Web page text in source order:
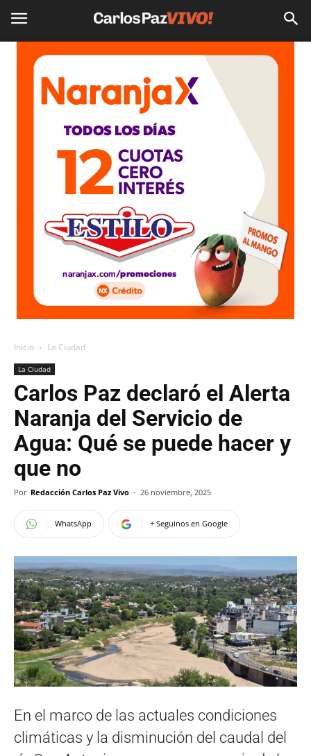
Inicio La Ciudad
La Ciudad
Carlos Paz declaró el Alerta
Naranja del Servicio de
Agua: Qué se puede hacer y
que no
Por Redacción Carlos Paz Vivo - 26 noviembre, 2025
WhatsApp + Seguinos en Google
En el marco de las actuales condiciones
climáticas y la disminución del caudal del